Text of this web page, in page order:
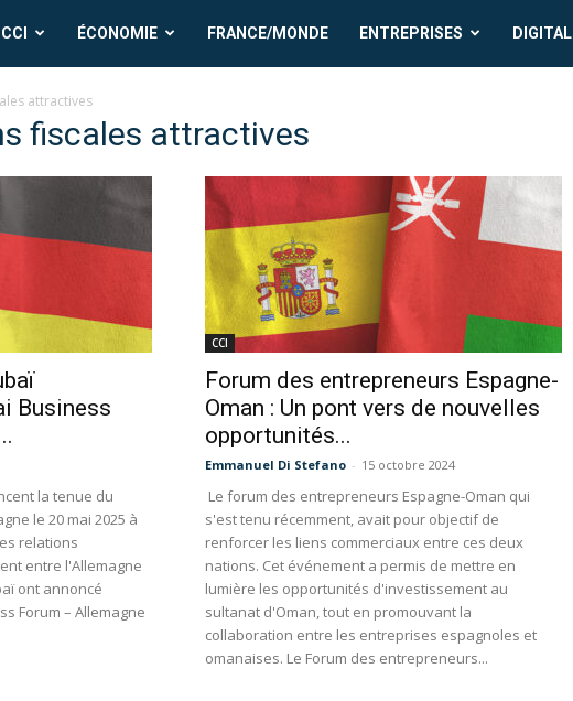
CCI ÉCONOMIE FRANCE/MONDE ENTREPRISES DIGITAL
attractives
fiscales attractives
Business
la tenue du
le 20 mai 2025 à
relations
entre l'Allemagne
ont annoncé
Forum – Allemagne
CCI
Forum des entrepreneurs Espagne-
Oman : Un pont vers de nouvelles
opportunités...
Emmanuel Di Stefano - 15 octobre 2024
Le forum des entrepreneurs Espagne-Oman qui
s'est tenu récemment, avait pour objectif de
renforcer les liens commerciaux entre ces deux
nations. Cet événement a permis de mettre en
lumière les opportunités d'investissement au
sultanat d'Oman, tout en promouvant la
collaboration entre les entreprises espagnoles et
omanaises. Le Forum des entrepreneurs...